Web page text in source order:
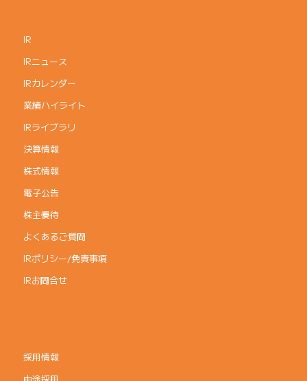
IR
IRニュース
IRカレンダー
業績ハイライト
IRライブラリ
決算情報
株式情報
電子公告
株主優待
よくあるご質問
IRポリシー/免責事項
IRお問合せ
採用情報